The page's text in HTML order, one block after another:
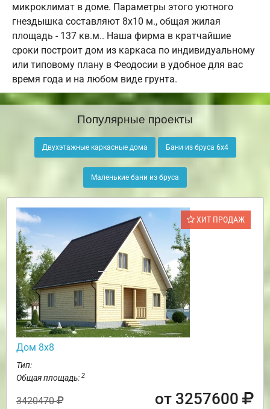
микроклимат в доме. Параметры этого уютного
гнездышка составляют 8х10 м., общая жилая
площадь - 137 кв.м.. Наша фирма в кратчайшие
сроки построит дом из каркаса по индивидуальному
или типовому плану в Феодосии в удобное для вас
время года и на любом виде грунта.
Популярные проекты
Двухэтажные каркасные дома Бани из бруса 6х4
Маленькие бани из бруса
ХИТ ПРОДАЖ
Дом 8х8
Тип:
Общая площадь: 2
3420470 от 3257600